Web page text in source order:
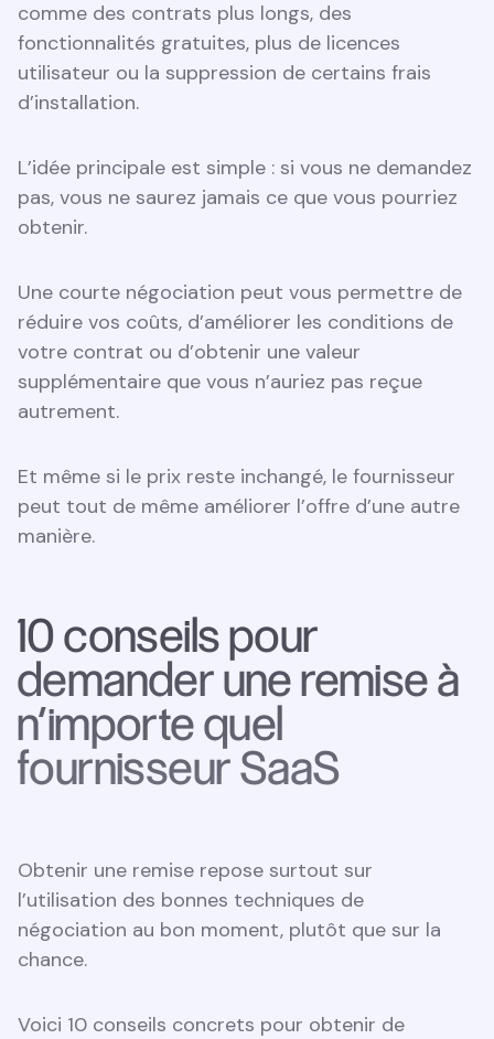
comme des contrats plus longs, des
fonctionnalités gratuites, plus de licences
utilisateur ou la suppression de certains frais
d’installation.
L’idée principale est simple : si vous ne demandez
pas, vous ne saurez jamais ce que vous pourriez
obtenir.
Une courte négociation peut vous permettre de
réduire vos coûts, d’améliorer les conditions de
votre contrat ou d’obtenir une valeur
supplémentaire que vous n’auriez pas reçue
autrement.
Et même si le prix reste inchangé, le fournisseur
peut tout de même améliorer l’offre d’une autre
manière.
10 conseils pour
demander une remise à
n’importe quel
fournisseur SaaS
Obtenir une remise repose surtout sur
l’utilisation des bonnes techniques de
négociation au bon moment, plutôt que sur la
chance.
Voici 10 conseils concrets pour obtenir de